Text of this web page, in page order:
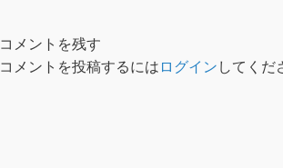
コメントを残す
コメントを投稿するには ログイン してくだ